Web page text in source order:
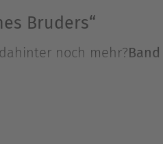
Bruders“
noch mehr?Band